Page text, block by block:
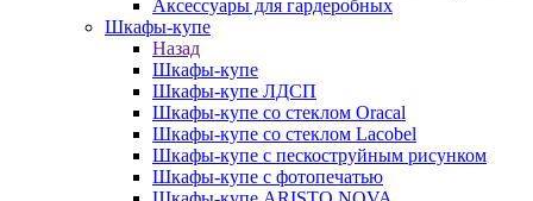
Аксессуары для гардеробных
Шкафы-купе
Назад
Шкафы-купе
Шкафы-купе ЛДСП
Шкафы-купе со стеклом Oracal
Шкафы-купе со стеклом Lacobel
Шкафы-купе с пескоструйным рисунком
Шкафы-купе с фотопечатью